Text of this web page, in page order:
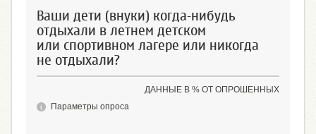
Ваши дети (внуки) когда-нибудь
отдыхали в летнем детском
или спортивном лагере или никогда
не отдыхали?
ДАННЫЕ В % ОТ ОПРОШЕННЫХ
Параметры опроса